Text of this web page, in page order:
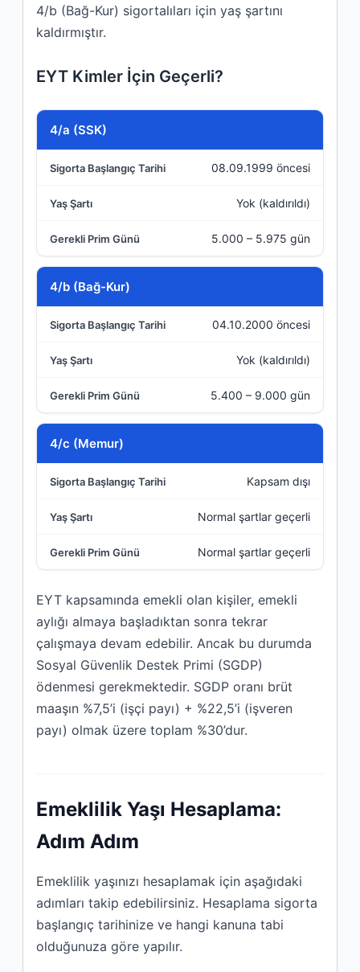
4/b (Bağ-Kur) sigortalıları için yaş şartını
kaldırmıştır.
EYT Kimler İçin Geçerli?
Sigorta Türü
Sigorta Başlangıç Tarihi
Yaş Şartı
Gerekli Prim Günü
4/a (SSK)
08.09.1999 öncesi
Yok (kaldırıldı)
5.000 – 5.975 gün
4/b (Bağ-Kur)
04.10.2000 öncesi
Yok (kaldırıldı)
5.400 – 9.000 gün
4/c (Memur)
Kapsam dışı
Normal şartlar geçerli
Normal şartlar geçerli
EYT kapsamında emekli olan kişiler, emekli
aylığı almaya başladıktan sonra tekrar
çalışmaya devam edebilir. Ancak bu durumda
Sosyal Güvenlik Destek Primi (SGDP)
ödenmesi gerekmektedir. SGDP oranı brüt
maaşın %7,5’i (işçi payı) + %22,5’i (işveren
payı) olmak üzere toplam %30’dur.
Emeklilik Yaşı Hesaplama:
Adım Adım
Emeklilik yaşınızı hesaplamak için aşağıdaki
adımları takip edebilirsiniz. Hesaplama sigorta
başlangıç tarihinize ve hangi kanuna tabi
olduğunuza göre yapılır.